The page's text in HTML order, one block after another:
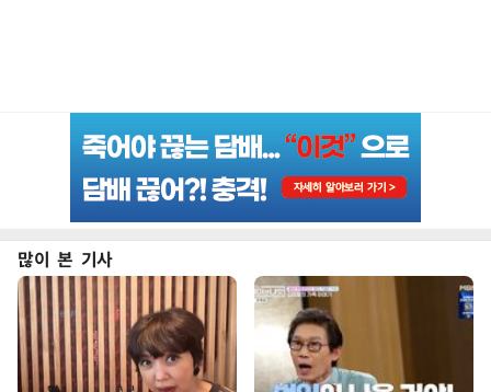
많이 본 기사